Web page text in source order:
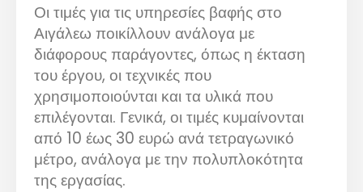
Οι τιμές για τις υπηρεσίες βαφής στο
Αιγάλεω ποικίλλουν ανάλογα με
διάφορους παράγοντες, όπως η έκταση
του έργου, οι τεχνικές που
χρησιμοποιούνται και τα υλικά που
επιλέγονται. Γενικά, οι τιμές κυμαίνονται
από 10 έως 30 ευρώ ανά τετραγωνικό
μέτρο, ανάλογα με την πολυπλοκότητα
της εργασίας.